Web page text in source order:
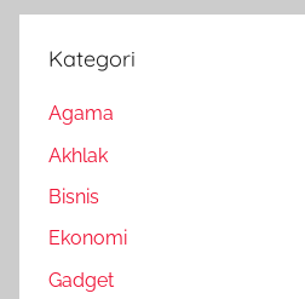
Kategori
Agama
Akhlak
Bisnis
Ekonomi
Gadget